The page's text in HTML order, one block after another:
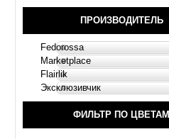
ПРОИЗВОДИТЕЛЬ
Fedorossa
Marketplace
Flairlik
Эксклюзивчик
ФИЛЬТР ПО ЦВЕТАМ